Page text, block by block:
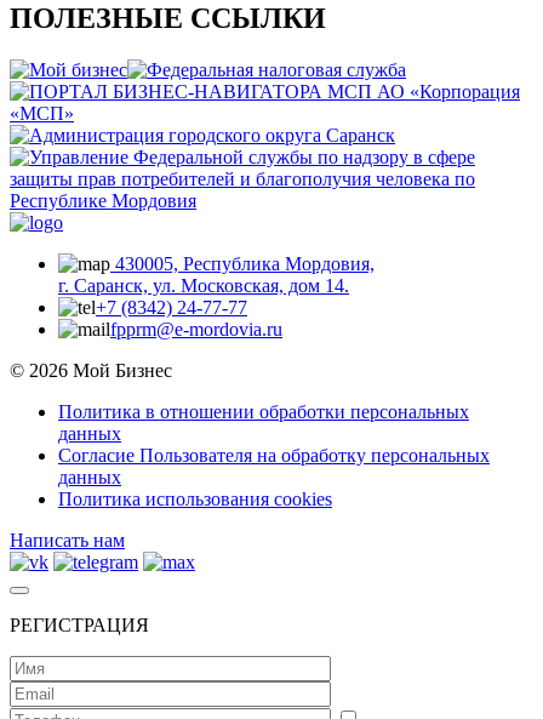
ПОЛЕЗНЫЕ ССЫЛКИ
430005, Республика Мордовия,
г. Саранск, ул. Московская, дом 14.
+7 (8342) 24-77-77
fpprm@e-mordovia.ru
© 2026 Мой Бизнес
Политика в отношении обработки персональных
данных
Согласие Пользователя на обработку персональных
данных
Политика использования cookies
Написать нам
РЕГИСТРАЦИЯ